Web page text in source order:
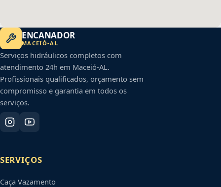
ENCANADOR
MACEIÓ-AL
Serviços hidráulicos completos com
atendimento 24h em Maceió-AL.
Profissionais qualificados, orçamento sem
compromisso e garantia em todos os
serviços.
SERVIÇOS
Caça Vazamento